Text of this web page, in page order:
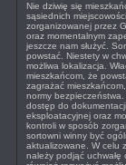
Nie dziwię się
sąsiednich
zorganizowanej przez
oraz momentalnym
jeszcze nam służyć.
powstać. Niestety w
możliwa lokalizacja.
mieszkańcom, że
zagrażać
normy
dostęp do
eksploatacyjnej oraz
kontroli w sposób
sortowni winny być
aktualizowane. W celu
należy podjąć uchwałę